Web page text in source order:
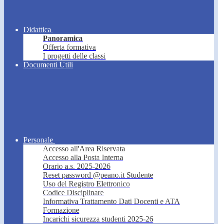
Didattica
Panoramica
Offerta formativa
I progetti delle classi
Documenti Utili
Personale
Accesso all'Area Riservata
Accesso alla Posta Interna
Orario a.s. 2025-2026
Reset password @peano.it Studente
Uso del Registro Elettronico
Codice Disciplinare
Informativa Trattamento Dati Docenti e ATA
Formazione
Incarichi sicurezza studenti 2025-26